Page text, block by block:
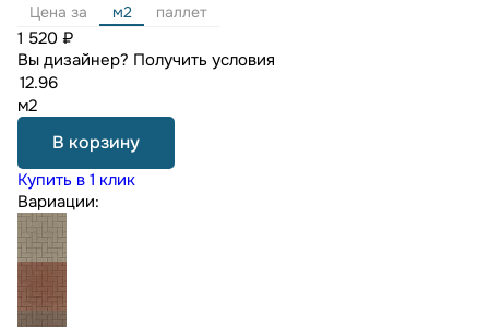
Цена за м2 паллет
1 520 ₽
Вы дизайнер? Получить условия
м2
В корзину
Купить в 1 клик
Вариации: